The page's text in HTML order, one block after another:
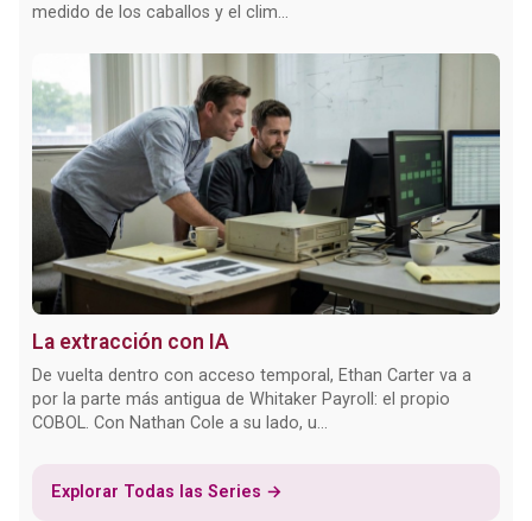
medido de los caballos y el clim...
La extracción con IA
De vuelta dentro con acceso temporal, Ethan Carter va a
por la parte más antigua de Whitaker Payroll: el propio
COBOL. Con Nathan Cole a su lado, u...
Explorar Todas las Series →